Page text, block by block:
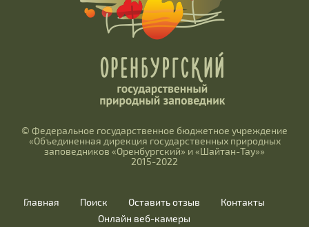
© Федеральное государственное бюджетное учреждение
«Объединенная дирекция государственных природных
заповедников «Оренбургский» и «Шайтан-Тау»»
2015-2022
Главная Поиск Оставить отзыв
Контакты
Онлайн веб-камеры